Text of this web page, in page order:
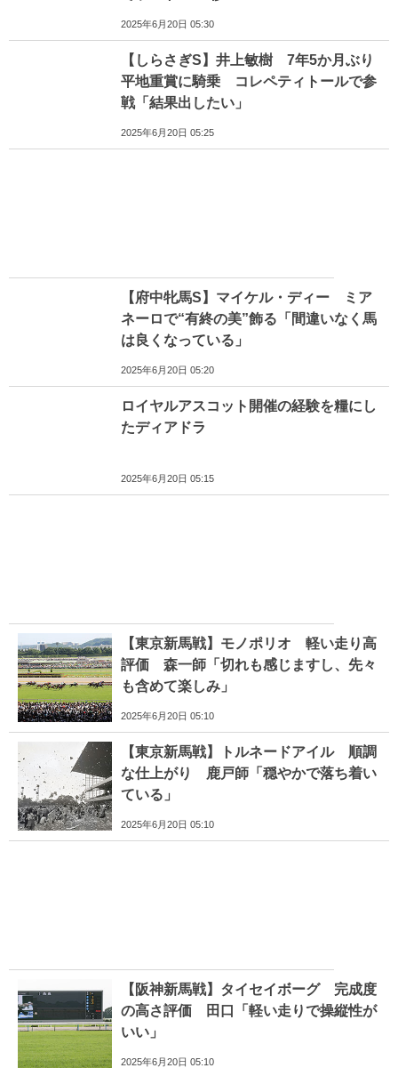
2025年6月20日 05:30
【しらさぎS】井上敏樹 7年5か月ぶり
平地重賞に騎乗 コレペティトールで参
戦「結果出したい」
2025年6月20日 05:25
【府中牝馬S】マイケル・ディー ミア
ネーロで“有終の美”飾る「間違いなく馬
は良くなっている」
2025年6月20日 05:20
ロイヤルアスコット開催の経験を糧にし
たディアドラ
2025年6月20日 05:15
【東京新馬戦】モノポリオ 軽い走り高
評価 森一師「切れも感じますし、先々
も含めて楽しみ」
2025年6月20日 05:10
【東京新馬戦】トルネードアイル 順調
な仕上がり 鹿戸師「穏やかで落ち着い
ている」
2025年6月20日 05:10
【阪神新馬戦】タイセイボーグ 完成度
の高さ評価 田口「軽い走りで操縦性が
いい」
2025年6月20日 05:10